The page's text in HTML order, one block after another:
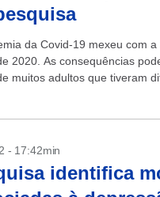
da Covid-19 mexeu com
2020. As consequências
muitos adultos que tiveram
- 17:42min
identifica